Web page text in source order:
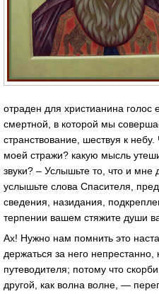
отраден для христианина голос
смертной, в которой мы
странствование, шествуя к
моей стражи? какую мысль
звуки? – Услышьте то, что и мне
услышьте слова Спасителя,
сведения, назидания,
терпении вашем стяжите души
Ах! Нужно нам помнить это
держаться за него непрестанно,
путеводителя; потому что
другой, как волна волне, —